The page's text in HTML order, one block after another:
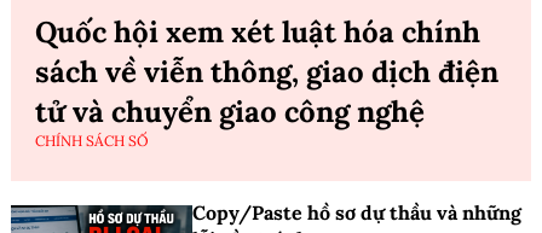
Quốc hội xem xét luật hóa chính
sách về viễn thông, giao dịch điện
tử và chuyển giao công nghệ
CHÍNH SÁCH SỐ
Copy/Paste hồ sơ dự thầu và những